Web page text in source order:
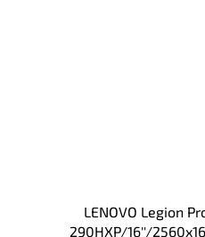
LENOVO Legion
290HXP/16''/